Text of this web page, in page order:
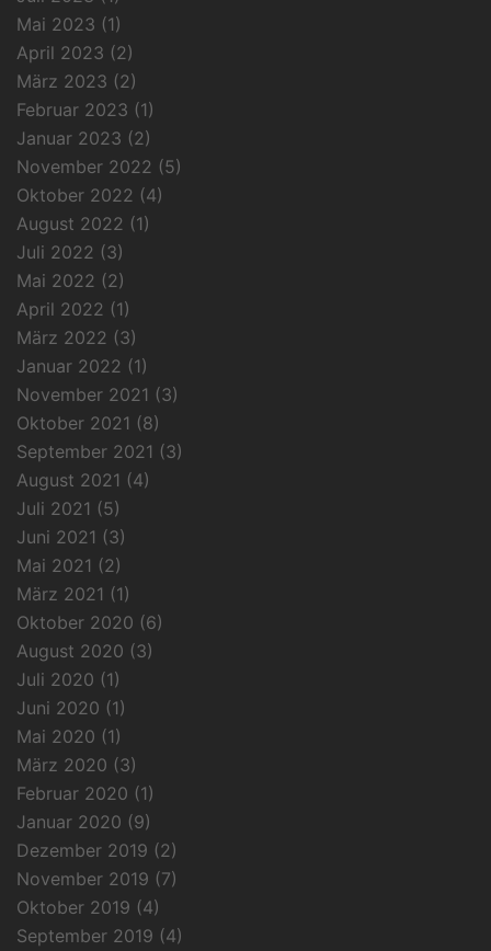
Mai 2023 (1)
April 2023 (2)
März 2023 (2)
Februar 2023 (1)
Januar 2023 (2)
November 2022 (5)
Oktober 2022 (4)
August 2022 (1)
Juli 2022 (3)
Mai 2022 (2)
April 2022 (1)
März 2022 (3)
Januar 2022 (1)
November 2021 (3)
Oktober 2021 (8)
September 2021 (3)
August 2021 (4)
Juli 2021 (5)
Juni 2021 (3)
Mai 2021 (2)
März 2021 (1)
Oktober 2020 (6)
August 2020 (3)
Juli 2020 (1)
Juni 2020 (1)
Mai 2020 (1)
März 2020 (3)
Februar 2020 (1)
Januar 2020 (9)
Dezember 2019 (2)
November 2019 (7)
Oktober 2019 (4)
September 2019 (4)